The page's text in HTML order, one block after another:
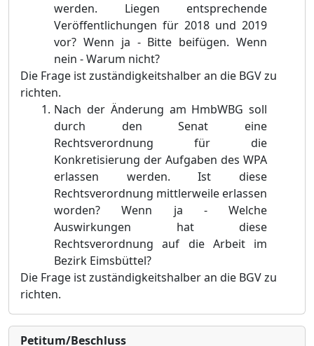
werden. Liegen entsprechende
Veröffentlichungen für 2018 und 2019
vor? Wenn ja - Bitte beifügen. Wenn
nein - Warum nicht?
Die Frage ist zuständigkeitshalber an die BGV zu
richten.
Nach der Änderung am HmbWBG soll
durch den Senat eine
Rechtsverordnung für die
Konkretisierung der Aufgaben des WPA
erlassen werden. Ist diese
Rechtsverordnung mittlerweile erlassen
worden? Wenn ja - Welche
Auswirkungen hat diese
Rechtsverordnung auf die Arbeit im
Bezirk Eimsbüttel?
Die Frage ist zuständigkeitshalber an die BGV zu
richten.
Petitum/Beschluss